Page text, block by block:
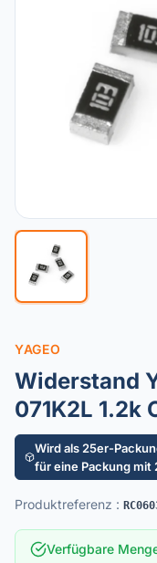
YAGEO
Widerstand
071K2L 1.2k
Wird als 25er-
für eine Packung mit
Produktreferenz :
Verfügbare